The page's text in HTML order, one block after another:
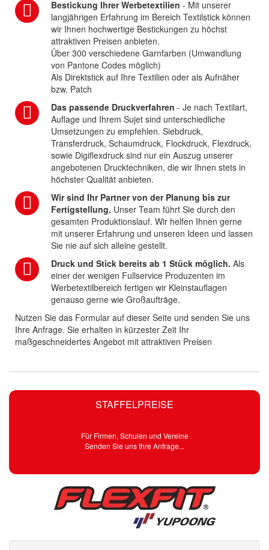
STAFFELPREISE
Für Firmen, Schulen und Vereine
Senden Sie uns Ihre Anfrage...
Bestickung Ihrer Werbetextilien - Mit unserer
langjährigen Erfahrung im Bereich Textilstick können
wir Ihnen hochwertige Bestickungen zu höchst
attraktiven Preisen anbieten.
Über 300 verschiedene Garnfarben (Umwandlung
von Pantone Codes möglich)
Als Direktstick auf Ihre Textilien oder als Aufnäher
bzw. Patch
Das passende Druckverfahren - Je nach Textilart,
Auflage und Ihrem Sujet sind unterschiedliche
Umsetzungen zu empfehlen. Siebdruck,
Transferdruck, Schaumdruck, Flockdruck, Flexdruck,
sowie Digiflexdruck sind nur ein Auszug unserer
angebotenen Drucktechniken, die wir Ihnen stets in
höchster Qualität anbieten.
Wir sind Ihr Partner von der Planung bis zur
Fertigstellung. Unser Team führt Sie durch den
gesamten Produktionslauf. Wir helfen Ihnen gerne
mit unserer Erfahrung und unseren Ideen und lassen
Sie nie auf sich alleine gestellt.
Druck und Stick bereits ab 1 Stück möglich. Als
einer der wenigen Fullservice Produzenten im
Werbetextilbereich fertigen wir Kleinstauflagen
genauso gerne wie Großaufträge.
Nutzen Sie das Formular auf dieser Seite und senden Sie uns
Ihre Anfrage. Sie erhalten in kürzester Zeit Ihr
maßgeschneidertes Angebot mit attraktiven Preisen